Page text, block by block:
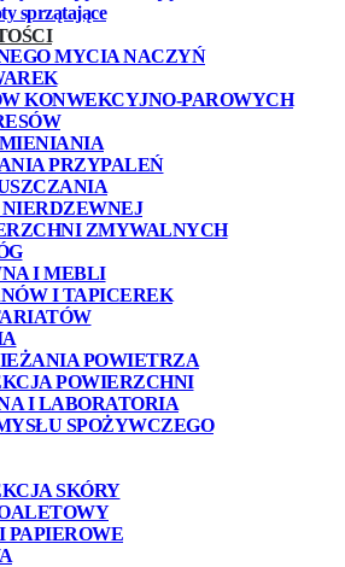
sprzątające
MYCIA NACZYŃ
KONWEKCYJNO-PAROWYCH
PRZYPALEŃ
ZMYWALNYCH
I MEBLI
I TAPICEREK
POWIETRZA
POWIERZCHNI
I LABORATORIA
SPOŻYWCZEGO
SKÓRY
PAPIEROWE